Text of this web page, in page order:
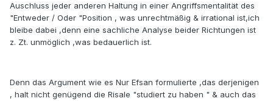
Auschluss jeder anderen Haltung in einer Angriffsmentalität des
"Entweder / Oder "Position , was unrechtmäßig & irrational ist,ich
bleibe dabei ,denn eine sachliche Analyse beider Richtungen ist
z. Zt. unmöglich ,was bedauerlich ist.
Denn das Argument wie es Nur Efsan formulierte ,das derjenigen
, halt nicht genügend die Risale "studiert zu haben " & auch das